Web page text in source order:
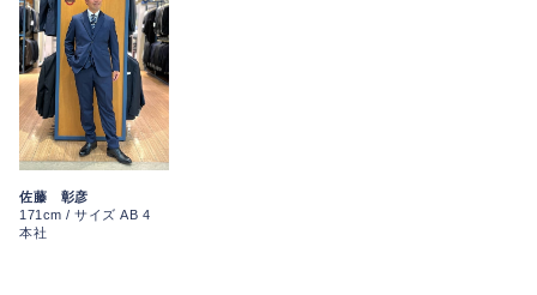
佐藤 彰彦
171cm / サイズ AB 4
本社